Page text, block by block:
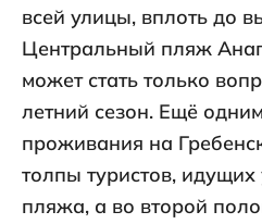
всей улицы, вплоть до
Центральный пляж
может стать только
летний сезон. Ещё
проживания на
толпы туристов, идущих
пляжа, а во второй